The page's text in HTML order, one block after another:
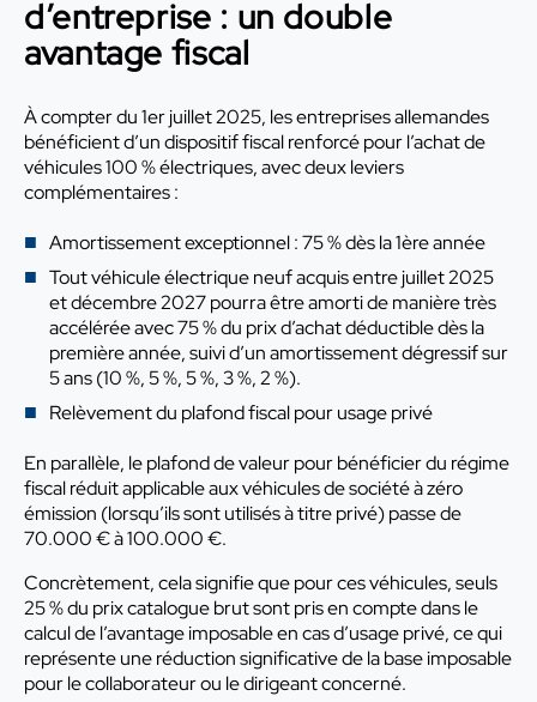
d’entreprise : un double
avantage fiscal
À compter du 1er juillet 2025, les entreprises allemandes
bénéficient d’un dispositif fiscal renforcé pour l’achat de
véhicules 100 % électriques, avec deux leviers
complémentaires :
Amortissement exceptionnel : 75 % dès la 1ère année
Tout véhicule électrique neuf acquis entre juillet 2025
et décembre 2027 pourra être amorti de manière très
accélérée avec 75 % du prix d’achat déductible dès la
première année, suivi d’un amortissement dégressif sur
5 ans (10 %, 5 %, 5 %, 3 %, 2 %).
Relèvement du plafond fiscal pour usage privé
En parallèle, le plafond de valeur pour bénéficier du régime
fiscal réduit applicable aux véhicules de société à zéro
émission (lorsqu’ils sont utilisés à titre privé) passe de
70.000 € à 100.000 €.
Concrètement, cela signifie que pour ces véhicules, seuls
25 % du prix catalogue brut sont pris en compte dans le
calcul de l’avantage imposable en cas d’usage privé, ce qui
représente une réduction significative de la base imposable
pour le collaborateur ou le dirigeant concerné.